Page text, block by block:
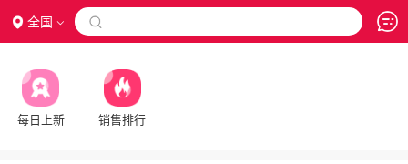
全国 
每日上新 销售排行